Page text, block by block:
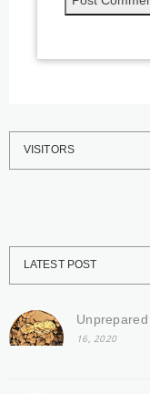
VISITORS
LATEST POST
16, 2020